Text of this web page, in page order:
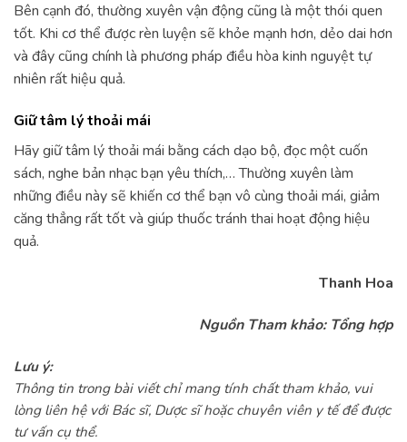
Bên cạnh đó, thường xuyên vận động cũng là một thói quen
tốt. Khi cơ thể được rèn luyện sẽ khỏe mạnh hơn, dẻo dai hơn
và đây cũng chính là phương pháp điều hòa kinh nguyệt tự
nhiên rất hiệu quả.
Giữ tâm lý thoải mái
Hãy giữ tâm lý thoải mái bằng cách dạo bộ, đọc một cuốn
sách, nghe bản nhạc bạn yêu thích,… Thường xuyên làm
những điều này sẽ khiến cơ thể bạn vô cùng thoải mái, giảm
căng thẳng rất tốt và giúp thuốc tránh thai hoạt động hiệu
quả.
Thanh Hoa
Nguồn Tham khảo: Tổng hợp
Lưu ý:
Thông tin trong bài viết chỉ mang tính chất tham khảo, vui
lòng liên hệ với Bác sĩ, Dược sĩ hoặc chuyên viên y tế để được
tư vấn cụ thể.